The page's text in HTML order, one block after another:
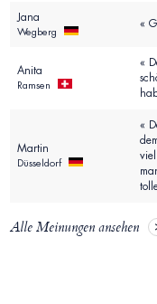
Jana
Wegberg
«
Anita
Ramsen
«
Martin
Düsseldorf
«
Alle Meinungen ansehen